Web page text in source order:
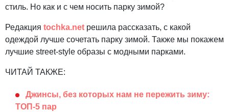
стиль. Но как и с чем носить парку зимой?
Редакция tochka.net решила рассказать, с какой
одеждой лучше сочетать парку зимой. Также мы покажем
лучшие street-style образы с модными парками.
ЧИТАЙ ТАКЖЕ:
Джинсы, без которых нам не пережить зиму:
ТОП-5 пар